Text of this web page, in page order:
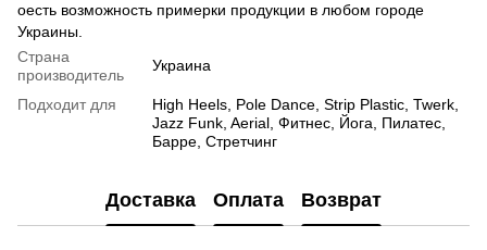
oесть возможность примерки продукции в любом городе
Украины.
Страна
производитель
Украина
Подходит для
High Heels, Pole Dance, Strip Plastic, Twerk,
Jazz Funk, Aerial, Фитнес, Йога, Пилатес,
Барре, Стретчинг
Доставка Оплата Возврат